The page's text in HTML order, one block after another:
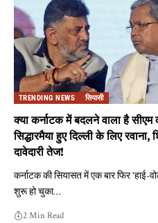
TRENDING NEWS सियासी
क्या कर्नाटक में बदलने वाला है सीएम
सिद्धारमैया हुए दिल्ली के लिए रवाना,
दावेदारी तेज!
कर्नाटक की सियासत में एक बार फिर 'हाई-
शुरू हो चुका…
2 Min Read